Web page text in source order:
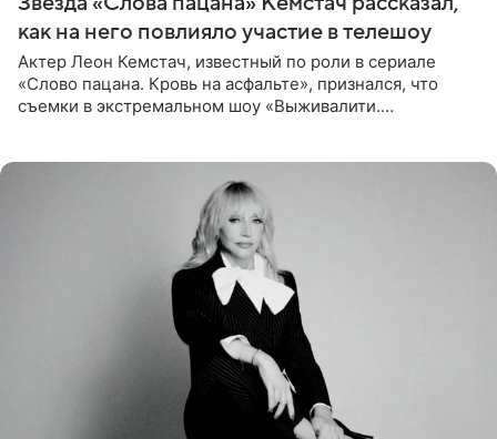
как на него повлияло участие в телешоу
Актер Леон Кемстач, известный по роли в сериале
«Слово пацана. Кровь на асфальте», признался, что
съемки в экстремальном шоу «Выживалити.